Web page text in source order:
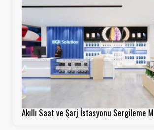
Akıllı Saat ve Şarj İstasyonu Sergileme